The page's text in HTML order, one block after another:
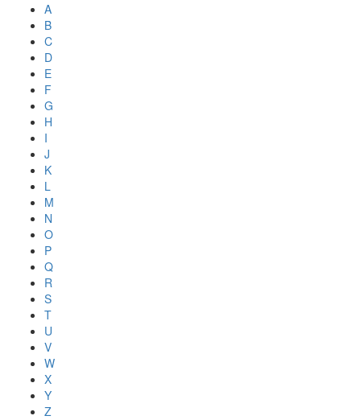
A
B
C
D
E
F
G
H
I
J
K
L
M
N
O
P
Q
R
S
T
U
V
W
X
Y
Z